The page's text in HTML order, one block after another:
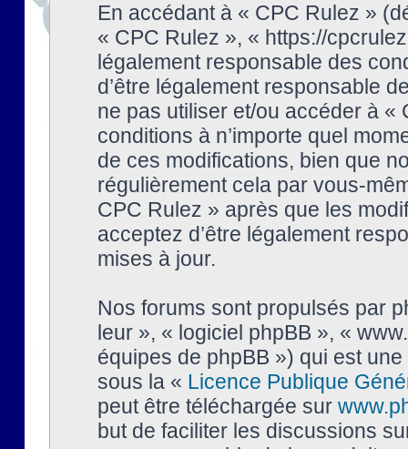
En accédant à « CPC Rulez »
« CPC Rulez », « https://
légalement responsable des
d’être légalement responsable
ne pas utiliser et/ou accéder à
conditions à n’importe quel
de ces modifications, bien que
régulièrement cela par vous-
CPC Rulez » après que les
acceptez d’être légalement
mises à jour.
Nos forums sont propulsés par
leur », « logiciel phpBB », «
équipes de phpBB ») qui est
sous la « Licence Publique
peut être téléchargée sur
but de faciliter les discussions